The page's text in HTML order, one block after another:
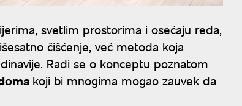
svetlim prostorima i osećaju reda,
čišćenje, već metoda koja
Radi se o konceptu poznatom
koji bi mnogima mogao zauvek da